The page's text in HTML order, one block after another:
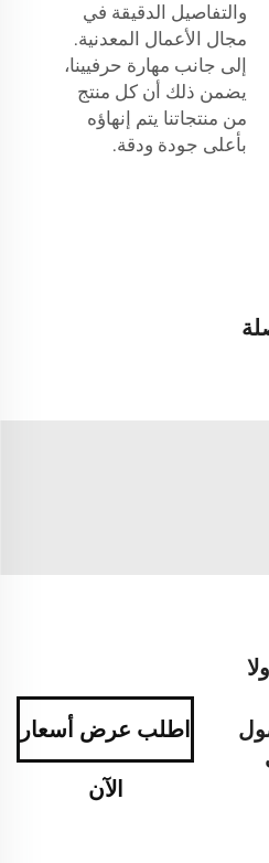
والتفاصيل الدقيقة في
مجال الأعمال المعدنية.
إلى جانب مهارة حرفيينا،
يضمن ذلك أن كل منتج
من منتجاتنا يتم إنهاؤه
بأعلى جودة ودقة.
اطلب عرض أسعار
الآن